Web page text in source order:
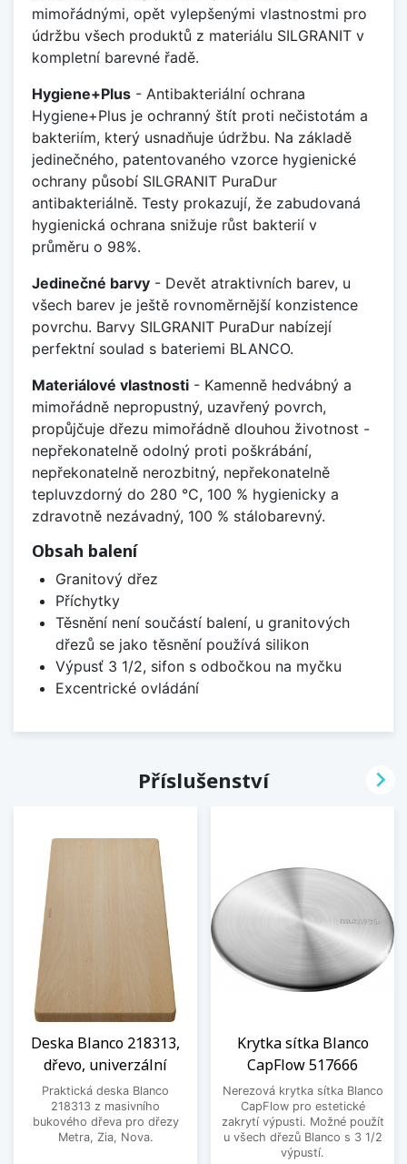
mimořádnými, opět vylepšenými vlastnostmi pro
údržbu všech produktů z materiálu SILGRANIT v
kompletní barevné řadě.
Hygiene+Plus - Antibakteriální ochrana
Hygiene+Plus je ochranný štít proti nečistotám a
bakteriím, který usnadňuje údržbu. Na základě
jedinečného, patentovaného vzorce hygienické
ochrany působí SILGRANIT PuraDur
antibakteriálně. Testy prokazují, že zabudovaná
hygienická ochrana snižuje růst bakterií v
průměru o 98%.
Jedinečné barvy - Devět atraktivních barev, u
všech barev je ještě rovnoměrnější konzistence
povrchu. Barvy SILGRANIT PuraDur nabízejí
perfektní soulad s bateriemi BLANCO.
Materiálové vlastnosti - Kamenně hedvábný a
mimořádně nepropustný, uzavřený povrch,
propůjčuje dřezu mimořádně dlouhou životnost -
nepřekonatelně odolný proti poškrábání,
nepřekonatelně nerozbitný, nepřekonatelně
tepluvzdorný do 280 °C, 100 % hygienicky a
zdravotně nezávadný, 100 % stálobarevný.
Obsah balení
Granitový dřez
Příchytky
Těsnění není součástí balení, u granitových
dřezů se jako těsnění používá silikon
Výpusť 3 1/2, sifon s odbočkou na myčku
Excentrické ovládání
Příslušenství
Deska Blanco 218313,
dřevo, univerzální
Praktická deska Blanco
218313 z masivního
bukového dřeva pro dřezy
Metra, Zia, Nova.
Krytka sítka Blanco
CapFlow 517666
Nerezová krytka sítka Blanco
CapFlow pro estetické
zakrytí výpusti. Možné použít
u všech dřezů Blanco s 3 1/2
výpustí.
